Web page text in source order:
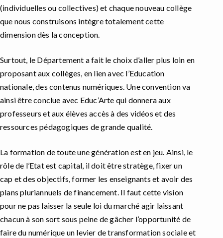
(individuelles ou collectives) et chaque nouveau collège
que nous construisons intègre totalement cette
dimension dès la conception.
Surtout, le Département a fait le choix d’aller plus loin en
proposant aux collèges, en lien avec l’Education
nationale, des contenus numériques. Une convention va
ainsi être conclue avec Educ’Arte qui donnera aux
professeurs et aux élèves accès à des vidéos et des
ressources pédagogiques de grande qualité.
La formation de toute une génération est en jeu. Ainsi, le
rôle de l’Etat est capital, il doit être stratège, fixer un
cap et des objectifs, former les enseignants et avoir des
plans pluriannuels de financement. Il faut cette vision
pour ne pas laisser la seule loi du marché agir laissant
chacun à son sort sous peine de gâcher l’opportunité de
faire du numérique un levier de transformation sociale et